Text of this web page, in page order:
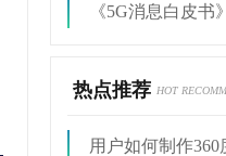
《5G消息白皮书
热点推荐 HOT